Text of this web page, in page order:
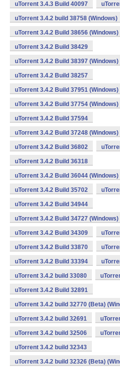
uTorrent 3.4.3 Build 40097
uTorrent 3.4.2 build 38758 (Windows)
uTorrent 3.4.2 Build 38656 (Windows)
uTorrent 3.4.2 Build 38429
uTorrent 3.4.2 Build 38397 (Windows)
uTorrent 3.4.2 Build 38257
uTorrent 3.4.2 Build 37951 (Windows)
uTorrent 3.4.2 Build 37754 (Windows)
uTorrent 3.4.2 Build 37594
uTorrent 3.4.2 Build 37248 (Windows)
uTorrent 3.4.2 Build 36802
uTorrent 3.4.2 Build 36318
uTorrent 3.4.2 Build 36044 (Windows)
uTorrent 3.4.2 Build 35702
uTorrent 3.4.2 Build 34944
uTorrent 3.4.2 Build 34727 (Windows)
uTorrent 3.4.2 Build 34309
uTorrent 3.4.2 Build 33870
uTorrent 3.4.2 Build 33394
uTorrent 3.4.2 build 33080
uTorrent 3.4.2 Build 32891
uTorrent 3.4.2 build 32770 (Beta)
uTorrent 3.4.2 build 32691
uTorrent 3.4.2 build 32506
uTorrent 3.4.2 build 32343
uTorrent 3.4.2 build 32326 (Beta)